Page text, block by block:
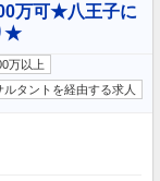
万可★八王子に
★
万以上
ルタントを経由する求人